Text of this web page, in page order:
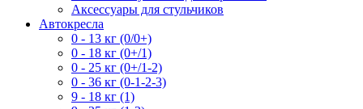
Аксессуары для стульчиков
Автокресла
0 - 13 кг (0/0+)
0 - 18 кг (0+/1)
0 - 25 кг (0+/1-2)
0 - 36 кг (0-1-2-3)
9 - 18 кг (1)